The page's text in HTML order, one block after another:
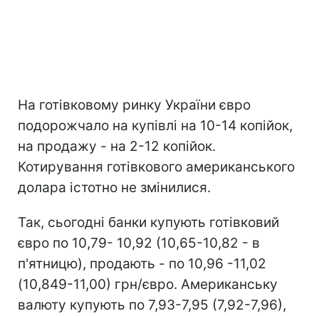
На готівковому ринку України євро
подорожчало на купівлі на 10-14 копійок,
на продажу - на 2-12 копійок.
Котирування готівкового американського
долара істотно не змінилися.
Так, сьогодні банки купують готівковий
євро по 10,79- 10,92 (10,65-10,82 - в
п'ятницю), продають - по 10,96 -11,02
(10,849-11,00) грн/євро. Американську
валюту купують по 7,93-7,95 (7,92-7,96),